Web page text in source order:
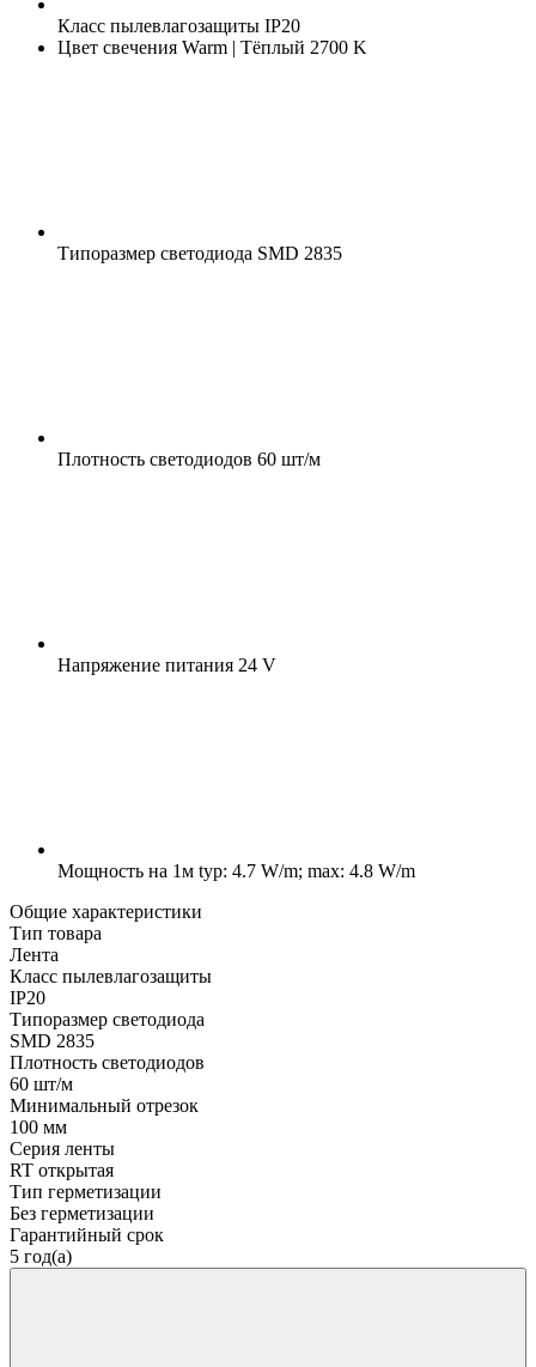
Класс пылевлагозащиты IP20
Цвет свечения Warm | Тёплый 2700 K
Типоразмер светодиода SMD 2835
Плотность светодиодов 60 шт/м
Напряжение питания 24 V
Мощность на 1м typ: 4.7 W/m; max: 4.8 W/m
Общие характеристики
Тип товара
Лента
Класс пылевлагозащиты
IP20
Типоразмер светодиода
SMD 2835
Плотность светодиодов
60 шт/м
Минимальный отрезок
100 мм
Серия ленты
RT открытая
Тип герметизации
Без герметизации
Гарантийный срок
5 год(а)